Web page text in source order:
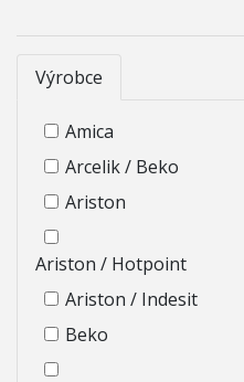
Výrobce
Amica
Arcelik / Beko
Ariston
Ariston / Hotpoint
Ariston / Indesit
Beko